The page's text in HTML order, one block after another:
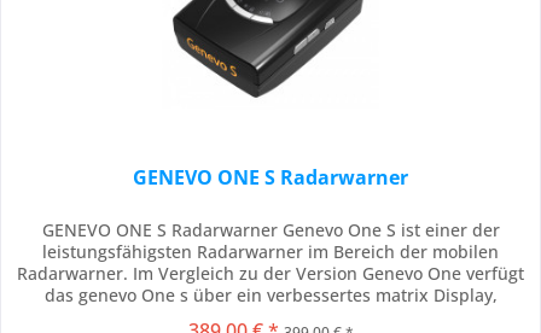
GENEVO ONE S Radarwarner
GENEVO ONE S Radarwarner Genevo One S ist einer der
leistungsfähigsten Radarwarner im Bereich der mobilen
Radarwarner. Im Vergleich zu der Version Genevo One verfügt
das genevo One s über ein verbessertes matrix Display,